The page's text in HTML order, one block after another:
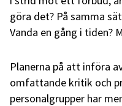
göra det? På samma
Vanda en gång i tiden?
Planerna på att införa
omfattande kritik och
personalgrupper har